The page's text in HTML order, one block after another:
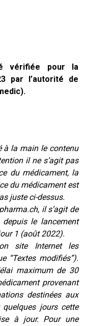
vérifiée pour la
par l’autorité de
à la main le contenu
il ne s’agit pas
du médicament, la
du médicament est
juste ci-dessus.
il s’agit de
le lancement
1 (août 2022).
site Internet les
“Textes modifiés”).
maximum de 30
provenant
destinées aux
jours cette
à jour. Pour une